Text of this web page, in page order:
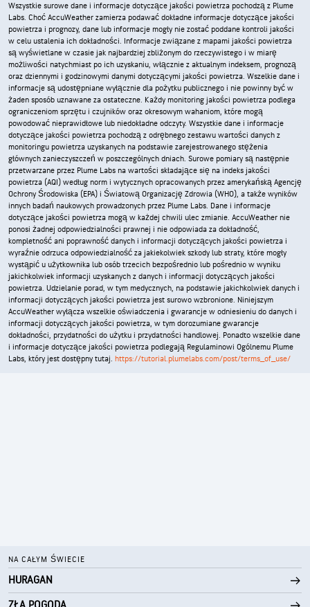
Wszystkie surowe dane i informacje dotyczące jakości powietrza pochodzą z Plume
Labs. Choć AccuWeather zamierza podawać dokładne informacje dotyczące jakości
powietrza i prognozy, dane lub informacje mogły nie zostać poddane kontroli jakości
w celu ustalenia ich dokładności. Informacje związane z mapami jakości powietrza
są wyświetlane w czasie jak najbardziej zbliżonym do rzeczywistego i w miarę
możliwości natychmiast po ich uzyskaniu, włącznie z aktualnym indeksem, prognozą
oraz dziennymi i godzinowymi danymi dotyczącymi jakości powietrza. Wszelkie dane i
informacje są udostępniane wyłącznie dla pożytku publicznego i nie powinny być w
żaden sposób uznawane za ostateczne. Każdy monitoring jakości powietrza podlega
ograniczeniom sprzętu i czujników oraz okresowym wahaniom, które mogą
powodować nieprawidłowe lub niedokładne odczyty. Wszystkie dane i informacje
dotyczące jakości powietrza pochodzą z odrębnego zestawu wartości danych z
monitoringu powietrza uzyskanych na podstawie zarejestrowanego stężenia
głównych zanieczyszczeń w poszczególnych dniach. Surowe pomiary są następnie
przetwarzane przez Plume Labs na wartości składające się na indeks jakości
powietrza (AQI) według norm i wytycznych opracowanych przez amerykańską Agencję
Ochrony Środowiska (EPA) i Światową Organizację Zdrowia (WHO), a także wyników
innych badań naukowych prowadzonych przez Plume Labs. Dane i informacje
dotyczące jakości powietrza mogą w każdej chwili ulec zmianie. AccuWeather nie
ponosi żadnej odpowiedzialności prawnej i nie odpowiada za dokładność,
kompletność ani poprawność danych i informacji dotyczących jakości powietrza i
wyraźnie odrzuca odpowiedzialność za jakiekolwiek szkody lub straty, które mogły
wystąpić u użytkownika lub osób trzecich bezpośrednio lub pośrednio w wyniku
jakichkolwiek informacji uzyskanych z danych i informacji dotyczących jakości
powietrza. Udzielanie porad, w tym medycznych, na podstawie jakichkolwiek danych i
informacji dotyczących jakości powietrza jest surowo wzbronione. Niniejszym
AccuWeather wyłącza wszelkie oświadczenia i gwarancje w odniesieniu do danych i
informacji dotyczących jakości powietrza, w tym dorozumiane gwarancje
dokładności, przydatności do użytku i przydatności handlowej. Ponadto wszelkie dane
i informacje dotyczące jakości powietrza podlegają Regulaminowi Ogólnemu Plume
Labs, który jest dostępny tutaj. https://tutorial.plumelabs.com/post/terms_of_use/
NA CAŁYM ŚWIECIE
HURAGAN